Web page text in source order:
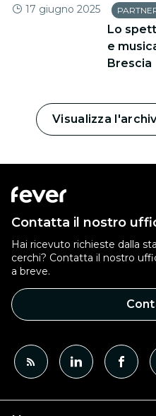
17 giugno 2025
Lo
e
Brescia
Visualizza
Contatta il nostro
Hai ricevuto richieste dalla
cerchi? Contatta il nostro
a breve.